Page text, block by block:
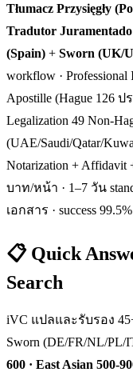
Tłumacz Przysięgły
Tradutor
(Spain) + Sworn (UK/
workflow ·
Apostille (Hague 126
Legalization 49 Non-
(UAE/Saudi/Qatar/
Notarization + Affidavit
บาท/หน้า · 1–7 วัน
เอกสาร · success 99.5%
📋 Quick
Search
iVC แปลและรับรอง
Sworn (DE/FR/NL/PL/
600 · East Asian 500-